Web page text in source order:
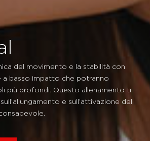
del movimento e la stabilità con
a basso impatto che potranno
più profondi. Questo allenamento ti
e sull’attivazione del